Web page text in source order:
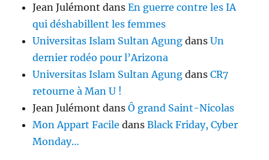
Jean Julémont dansEn guerre contre les IA
qui déshabillent les femmes
Universitas Islam Sultan Agung dansUn
dernier rodéo pour l’Arizona
Universitas Islam Sultan Agung dansCR7
retourne à Man U !
Jean Julémont dansÔ grand Saint-Nicolas
Mon Appart Facile dansBlack Friday, Cyber
Monday…